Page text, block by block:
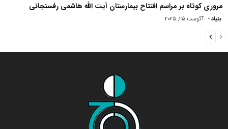
مروری کوتاه بر مراسم افتتاح بیمارستان آیت الله هاشمی‌ رفسنجانی
بنیاد- آگوست 25, 2025